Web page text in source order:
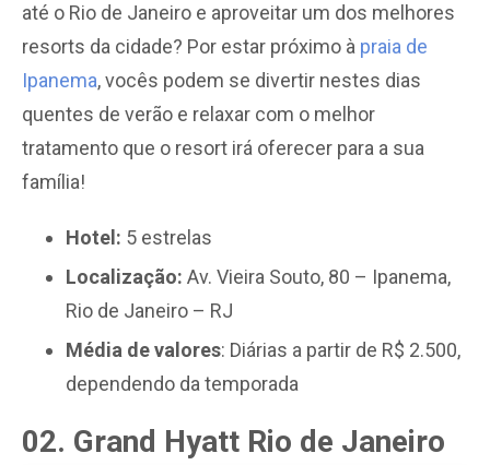
até o Rio de Janeiro e aproveitar um dos melhores
resorts da cidade? Por estar próximo à praia de
Ipanema, vocês podem se divertir nestes dias
quentes de verão e relaxar com o melhor
tratamento que o resort irá oferecer para a sua
família!
Hotel: 5 estrelas
Localização: Av. Vieira Souto, 80 – Ipanema,
Rio de Janeiro – RJ
Média de valores: Diárias a partir de R$ 2.500,
dependendo da temporada
02. Grand Hyatt Rio de Janeiro